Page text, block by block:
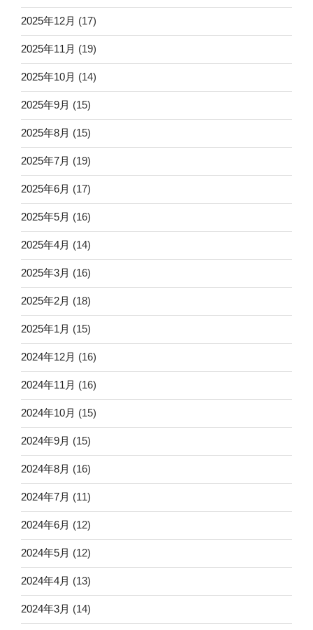
2025年12月 (17)
2025年11月 (19)
2025年10月 (14)
2025年9月 (15)
2025年8月 (15)
2025年7月 (19)
2025年6月 (17)
2025年5月 (16)
2025年4月 (14)
2025年3月 (16)
2025年2月 (18)
2025年1月 (15)
2024年12月 (16)
2024年11月 (16)
2024年10月 (15)
2024年9月 (15)
2024年8月 (16)
2024年7月 (11)
2024年6月 (12)
2024年5月 (12)
2024年4月 (13)
2024年3月 (14)